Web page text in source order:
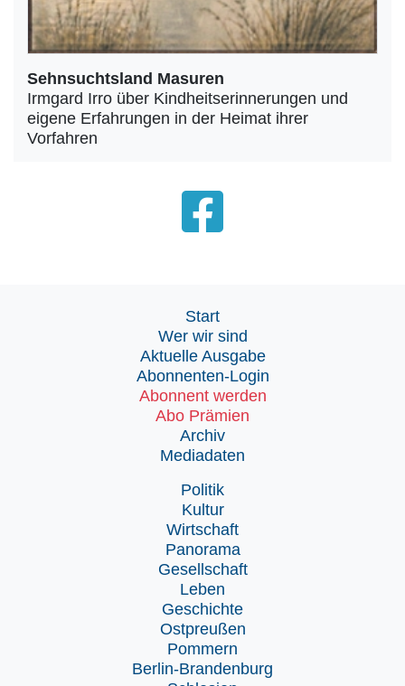
Sehnsuchtsland Masuren
Irmgard Irro über Kindheitserinnerungen und
eigene Erfahrungen in der Heimat ihrer
Vorfahren
Start
Wer wir sind
Aktuelle Ausgabe
Abonnenten-Login
Abonnent werden
Abo Prämien
Archiv
Mediadaten
Politik
Kultur
Wirtschaft
Panorama
Gesellschaft
Leben
Geschichte
Ostpreußen
Pommern
Berlin-Brandenburg